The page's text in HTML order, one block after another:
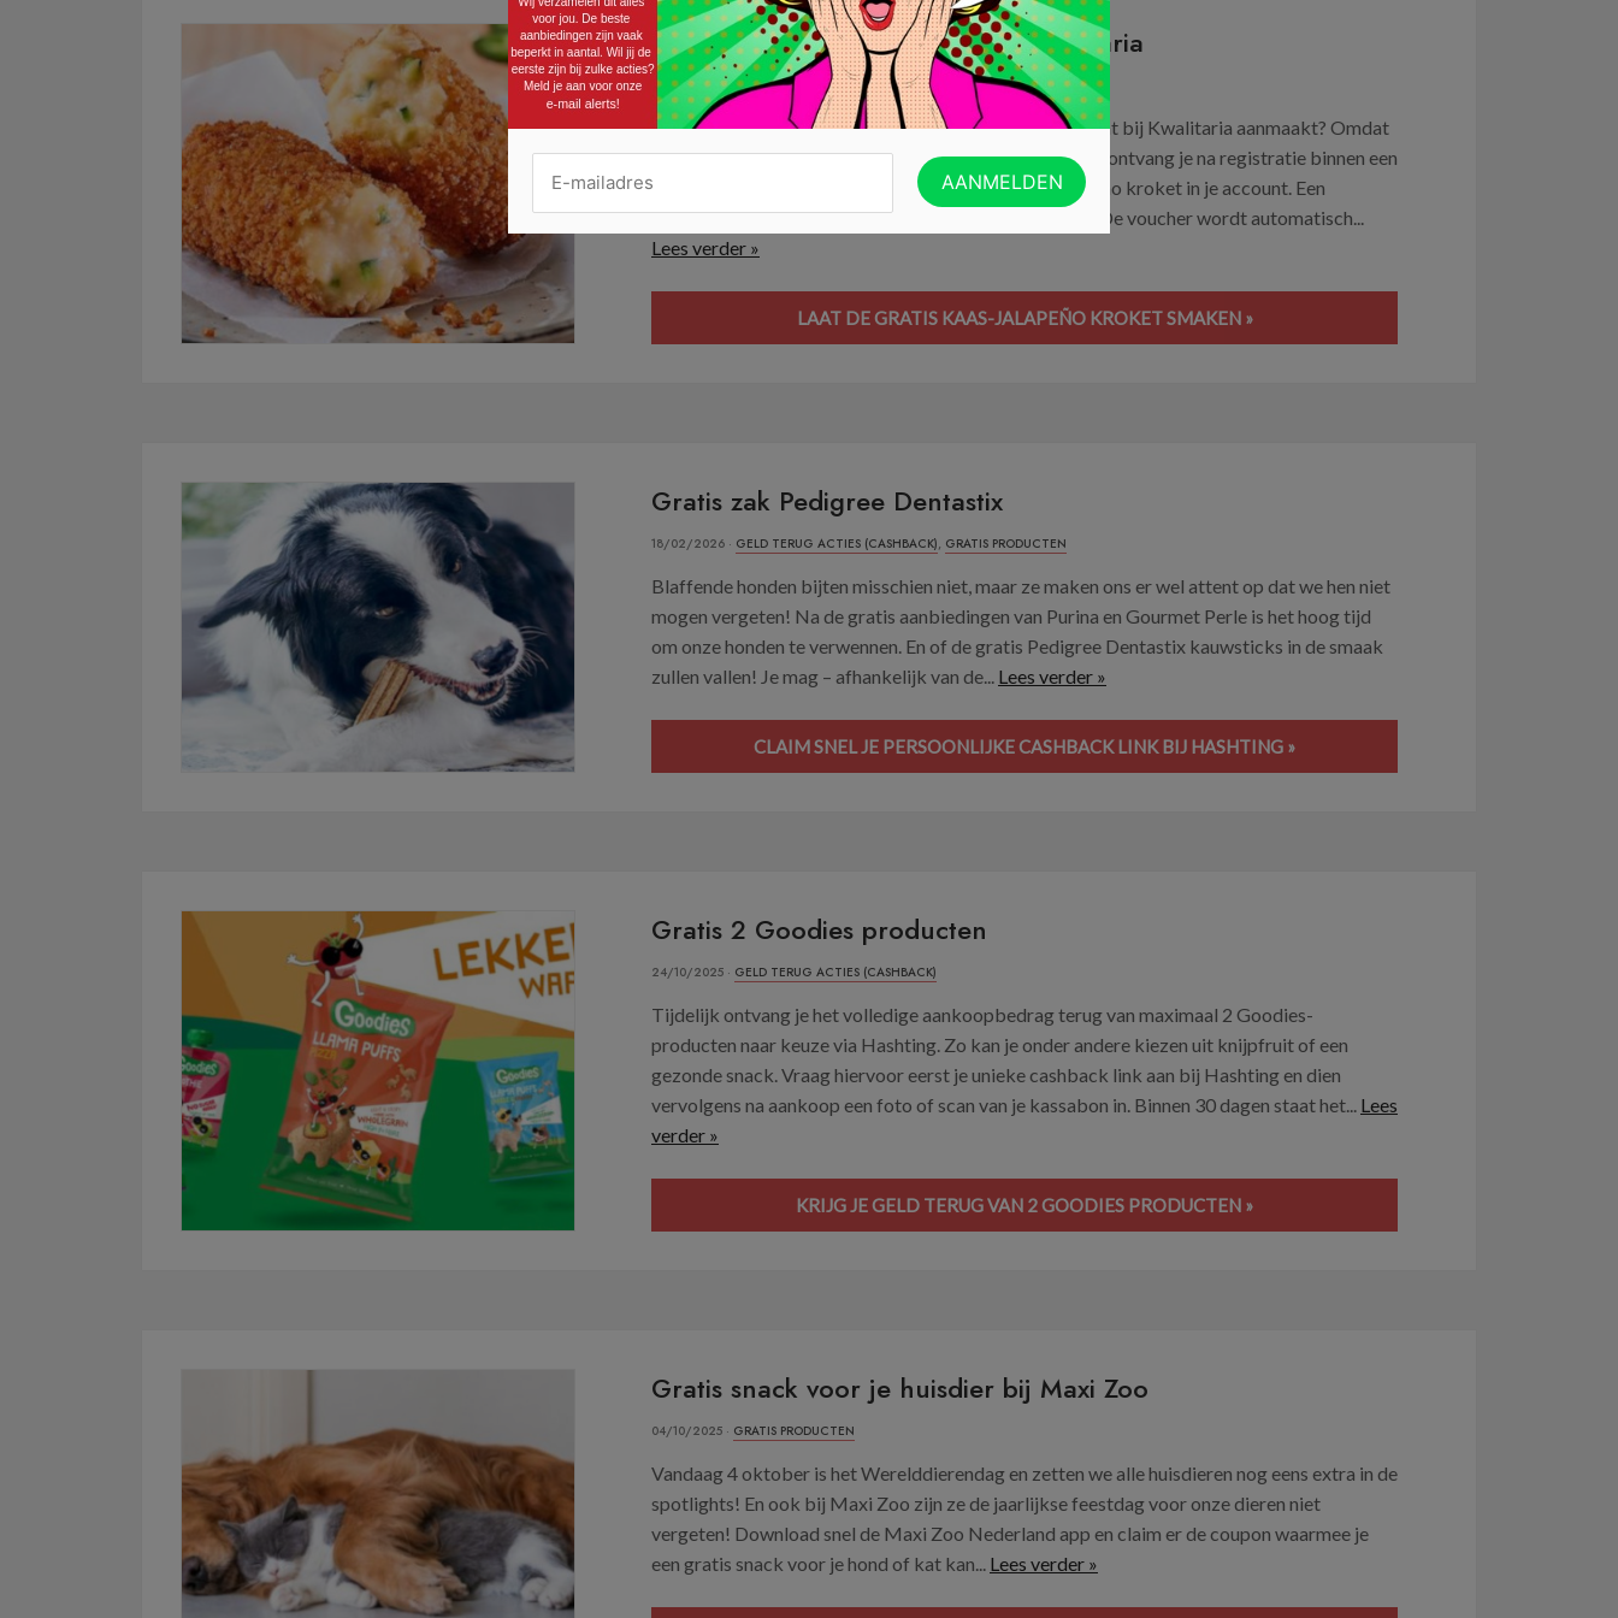
Gratis kaas-jalapeño kroket bij Kwalitaria
06/03/2026 ·GRATIS ETEN/DRINKEN,GRATIS PRODUCTEN
Waarom je beter vandaag dan morgen een gratis account bij Kwalitaria aanmaakt? Omdat
je er meteen verwend wordt met een leuk cadeautje! Zo ontvang je na registratie binnen een
tiental minuten een voucher voor een gratis kaas-jalapeño kroket in je account. Een
perfecte kans om deze pittige snack gratis te proeven. De voucher wordt automatisch...
Lees verder »
LAAT DE GRATIS KAAS-JALAPEÑO KROKET SMAKEN »
Gratis zak Pedigree Dentastix
18/02/2026 · GELD TERUG ACTIES (CASHBACK), GRATIS PRODUCTEN
Blaffende honden bijten misschien niet, maar ze maken ons er wel attent op dat we hen niet
mogen vergeten! Na de gratis aanbiedingen van Purina en Gourmet Perle is het hoog tijd
om onze honden te verwennen. En of de gratis Pedigree Dentastix kauwsticks in de smaak
zullen vallen! Je mag – afhankelijk van de... Lees verder »
CLAIM SNEL JE PERSOONLIJKE CASHBACK LINK BIJ HASHTING »
Gratis 2 Goodies producten
24/10/2025 · GELD TERUG ACTIES (CASHBACK)
Tijdelijk ontvang je het volledige aankoopbedrag terug van maximaal 2 Goodies-
producten naar keuze via Hashting. Zo kan je onder andere kiezen uit knijpfruit of een
gezonde snack. Vraag hiervoor eerst je unieke cashback link aan bij Hashting en dien
vervolgens na aankoop een foto of scan van je kassabon in. Binnen 30 dagen staat het... Lees
verder »
KRIJG JE GELD TERUG VAN 2 GOODIES PRODUCTEN »
Gratis snack voor je huisdier bij Maxi Zoo
04/10/2025 · GRATIS PRODUCTEN
Vandaag 4 oktober is het Werelddierendag en zetten we alle huisdieren nog eens extra in de
spotlights! En ook bij Maxi Zoo zijn ze de jaarlijkse feestdag voor onze dieren niet
vergeten! Download snel de Maxi Zoo Nederland app en claim er de coupon waarmee je
een gratis snack voor je hond of kat kan... Lees verder »